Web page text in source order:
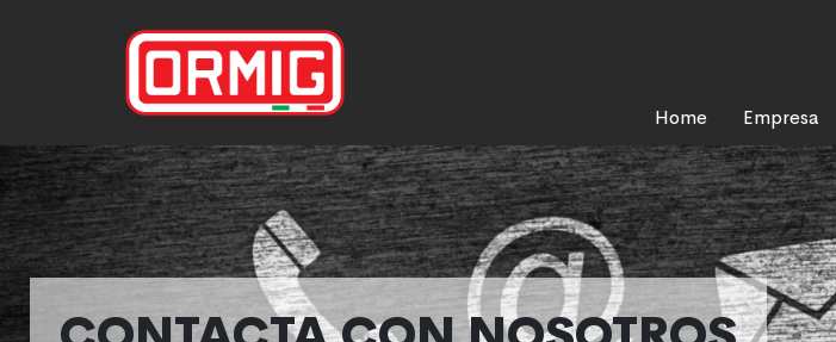
Home Empresa